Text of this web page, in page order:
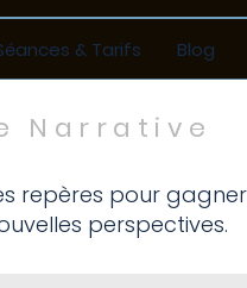
& Tarifs Blog
Narrative
repères pour
perspectives.